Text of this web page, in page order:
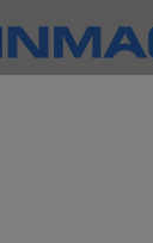
ック・
Encrypt.